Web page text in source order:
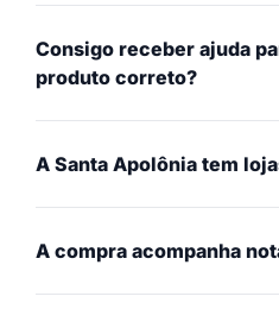
Consigo receber ajuda
produto correto?
A Santa Apolônia tem
A compra acompanha